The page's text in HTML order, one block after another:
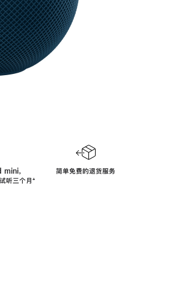
，
听三个月脚
⁺
简单免费的退货服务